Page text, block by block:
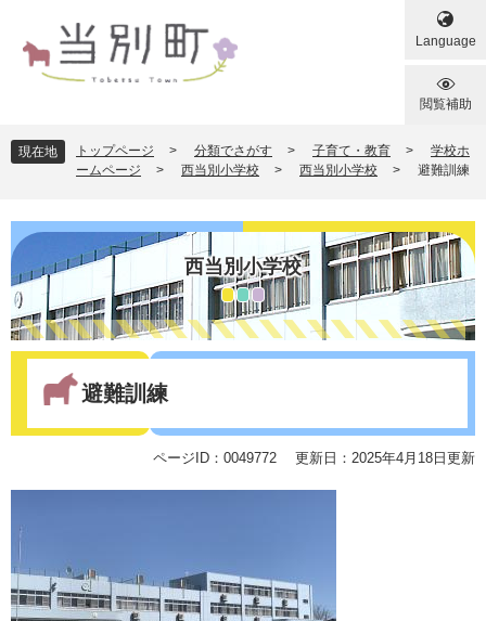
でば
へ
Language
閲覧補助
現在地 トップページ > 分類でさがす > 子育て・教育 >
学校ホ
ームページ
> 西当別小学校 > 西当別小学校 > 避難訓練
西当別小学校
避難訓練
ページID：0049772 更新日：2025年4月18日更新